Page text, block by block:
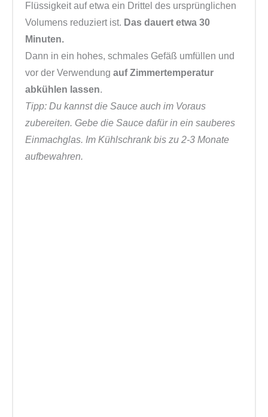
Flüssigkeit auf etwa ein Drittel des ursprünglichen
Volumens reduziert ist. Das dauert etwa 30
Minuten.
Dann in ein hohes, schmales Gefäß umfüllen und
vor der Verwendung auf Zimmertemperatur
abkühlen lassen.
Tipp: Du kannst die Sauce auch im Voraus
zubereiten. Gebe die Sauce dafür in ein sauberes
Einmachglas. Im Kühlschrank bis zu 2-3 Monate
aufbewahren.